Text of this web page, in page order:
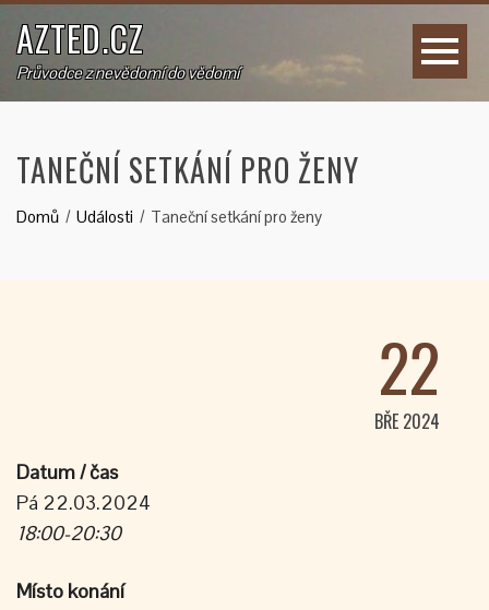
AZTED.CZ
Průvodce z nevědomí do vědomí
TANEČNÍ SETKÁNÍ PRO ŽENY
Domů Události Taneční setkání pro ženy
22
BŘE 2024
Datum / čas
Pá 22.03.2024
18:00-20:30
Místo konání